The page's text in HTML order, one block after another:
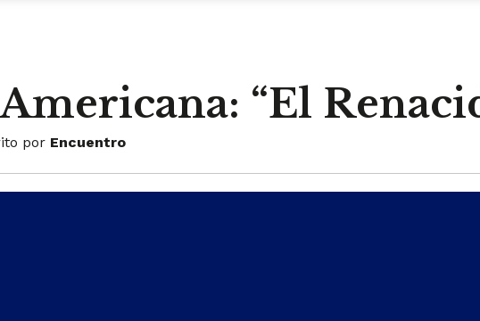
“El
por Encuentro